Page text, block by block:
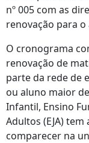
nº 005 com as
renovação para o
O cronograma
renovação de
parte da rede de
ou aluno maior
Infantil, Ensino
Adultos (EJA)
comparecer na